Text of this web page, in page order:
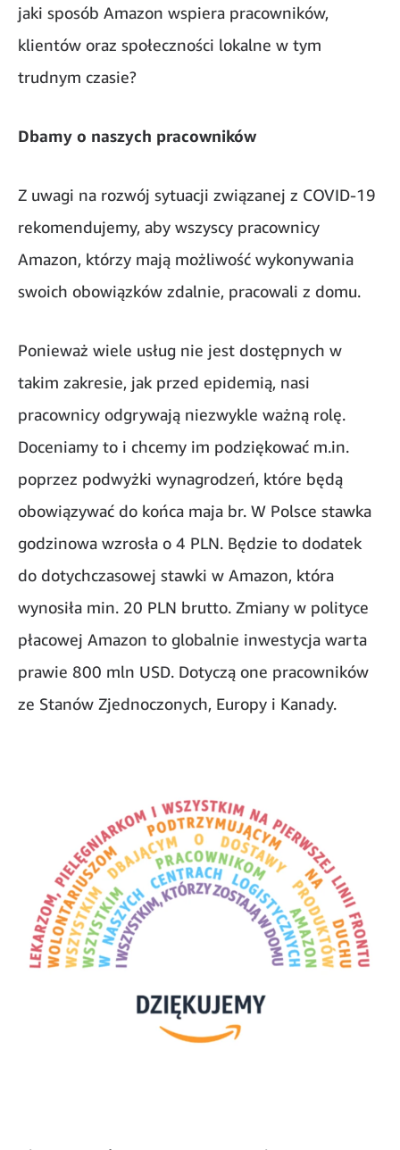
jaki sposób Amazon wspiera pracowników,
klientów oraz społeczności lokalne w tym
trudnym czasie?
Dbamy o naszych pracowników
Z uwagi na rozwój sytuacji związanej z COVID-19
rekomendujemy, aby wszyscy pracownicy
Amazon, którzy mają możliwość wykonywania
swoich obowiązków zdalnie, pracowali z domu.
Ponieważ wiele usług nie jest dostępnych w
takim zakresie, jak przed epidemią, nasi
pracownicy odgrywają niezwykle ważną rolę.
Doceniamy to i chcemy im podziękować m.in.
poprzez podwyżki wynagrodzeń, które będą
obowiązywać do końca maja br. W Polsce stawka
godzinowa wzrosła o 4 PLN. Będzie to dodatek
do dotychczasowej stawki w Amazon, która
wynosiła min. 20 PLN brutto. Zmiany w polityce
płacowej Amazon to globalnie inwestycja warta
prawie 800 mln USD. Dotyczą one pracowników
ze Stanów Zjednoczonych, Europy i Kanady.